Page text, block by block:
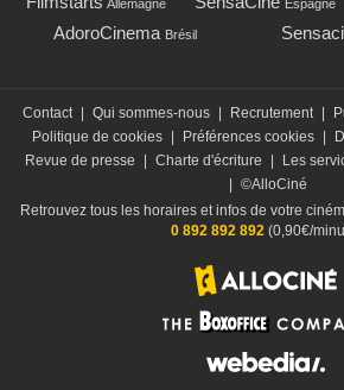
Allemagne Espagne
AdoroCinema Brésil
Contact | Qui sommes-nous | Recrutement |
Politique de cookies | Préférences cookies |
Revue de presse
| Charte d'écriture | Les
| ©AlloCiné
Retrouvez tous les horaires et infos de votre
0 892 892 892 (0,90€/